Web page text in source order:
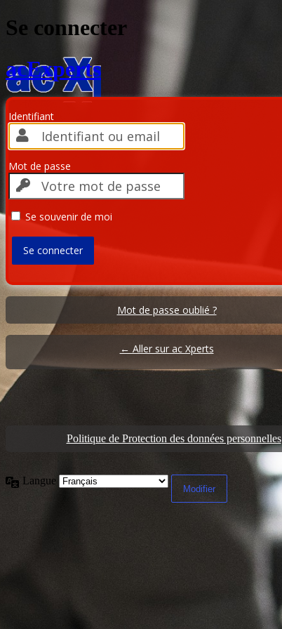
Se connecter
acExperts
Identifiant
Mot de passe
Se souvenir de moi
Mot de passe oublié ?
← Aller sur ac Xperts
Politique de Protection des données personnelles
Langue